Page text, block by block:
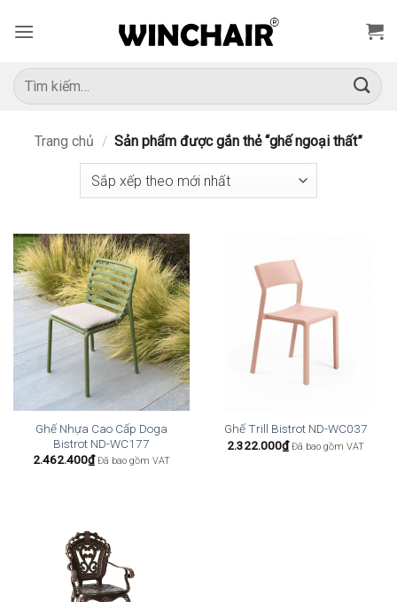
qua
dung
Tìm
kiếm:
Trang chủ / Sản phẩm được gắn thẻ “ghế ngoại thất”
Ghế Nhựa Cao Cấp Doga
Bistrot ND-WC177
2.462.400₫ Đã bao gồm VAT
Ghế Trill Bistrot ND-WC037
2.322.000₫ Đã bao gồm VAT